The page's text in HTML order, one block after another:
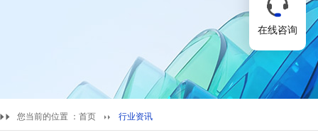
您当前的位置 ： 首页 行业资讯
在线咨询